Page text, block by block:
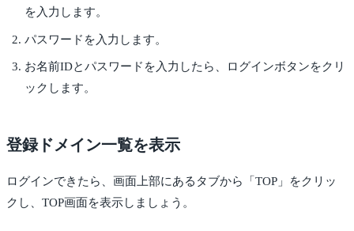
を入力します。
パスワードを入力します。
お名前IDとパスワードを入力したら、ログインボタンをクリ
ックします。
登録ドメイン一覧を表示
ログインできたら、画面上部にあるタブから「TOP」をクリッ
クし、TOP画面を表示しましょう。